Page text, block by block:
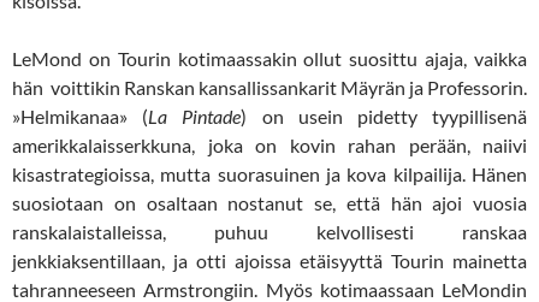
LeMond on Tourin kotimaassakin ollut suosittu ajaja, vaikka
hän voittikin Ranskan kansallissankarit Mäyrän ja Professorin.
»Helmikanaa» (La Pintade) on usein pidetty tyypillisenä
amerikkalaisserkkuna, joka on kovin rahan perään, naiivi
kisastrategioissa, mutta suorasuinen ja kova kilpailija. Hänen
suosiotaan on osaltaan nostanut se, että hän ajoi vuosia
ranskalaistalleissa, puhuu kelvollisesti ranskaa
jenkkiaksentillaan, ja otti ajoissa etäisyyttä Tourin mainetta
tahranneeseen Armstrongiin. Myös kotimaassaan LeMondin